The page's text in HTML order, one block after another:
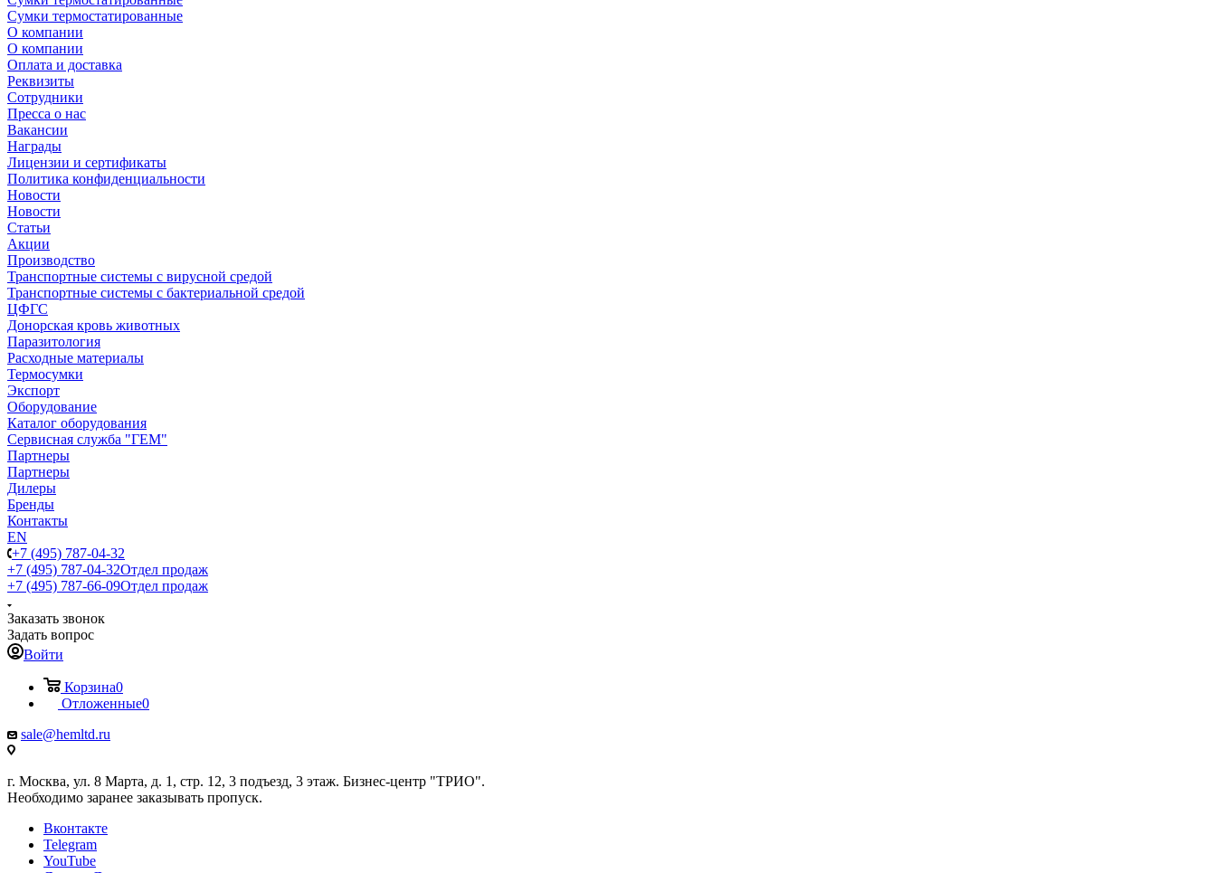
Сумки термостатированные
О компании
О компании
Оплата и доставка
Реквизиты
Сотрудники
Пресса о нас
Вакансии
Награды
Лицензии и сертификаты
Политика конфиденциальности
Новости
Новости
Статьи
Акции
Производство
Транспортные системы с вирусной средой
Транспортные системы с бактериальной средой
ЦФГС
Донорская кровь животных
Паразитология
Расходные материалы
Термосумки
Экспорт
Оборудование
Каталог оборудования
Сервисная служба "ГЕМ"
Партнеры
Партнеры
Дилеры
Бренды
Контакты
EN
+7 (495) 787-04-32
+7 (495) 787-04-32Отдел продаж
+7 (495) 787-66-09Отдел продаж
Заказать звонок
Задать вопрос
Войти
Корзина0
Отложенные0
sale@hemltd.ru
г. Москва, ул. 8 Марта, д. 1, стр. 12, 3 подъезд, 3 этаж. Бизнес-центр "ТРИО".
Необходимо заранее заказывать пропуск.
Вконтакте
Telegram
YouTube